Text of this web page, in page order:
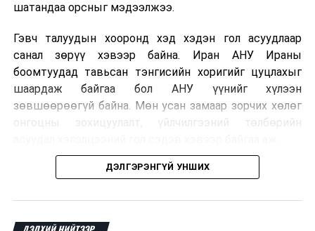
шатандаа орсныг мэдээлжээ.
Гэвч талуудын хооронд хэд хэдэн гол асуудлаар
санал зөрүү хэвээр байна. Иран АНУ Ираны
боомтуудад тавьсан тэнгисийн хоригийг цуцлахыг
шаардаж байгаа бол АНУ үүнийг хүлээн
зөвшөөрөөгүй байна. Мөн усан замаар зорчих хөлөг
онгоцны зохицуулалт, үйлчилгээний төлбөрийн
Хэлэлцээрийн төсөлд Персийн булан руу нэвтрэх
хөдөлгөөнийг Оманы тал зохицуулах хувилбар
тусгагдсан талаар мэдээлжээ. Харин үйлчилгээний
ДЭЛГЭРЭНГҮЙ УНШИХ